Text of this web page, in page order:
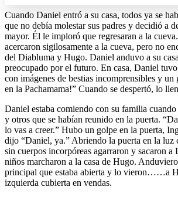
Increase text margins Decrease text
Reset to Defaults
Cuando Daniel entró a su casa, todos ya se
que no debía molestar sus padres y decidió a
mayor. Él le imploró que regresaran a la
acercaron sigilosamente a la cueva, pero no
del Diabluma y Hugo. Daniel anduvo a su
preocupado por el futuro. En casa, Daniel
con imágenes de bestias incomprensibles y un
en la Pachamama!” Cuando se despertó, lo
Daniel estaba comiendo con su familia
y otros que se habían reunido en la puerta.
lo vas a creer.” Hubo un golpe en la puerta,
dijo “Daniel, ya.” Abriendo la puerta en la luz
sin cuerpos incorpóreas agarraron y sacaron a
niños marcharon a la casa de Hugo.
principal que estaba abierta y lo vieron……a
izquierda cubierta en vendas.